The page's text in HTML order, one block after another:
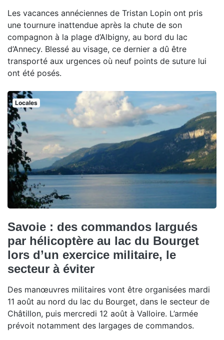
Les vacances annéciennes de Tristan Lopin ont pris
une tournure inattendue après la chute de son
compagnon à la plage d’Albigny, au bord du lac
d’Annecy. Blessé au visage, ce dernier a dû être
transporté aux urgences où neuf points de suture lui
ont été posés.
Locales
Savoie : des commandos largués
par hélicoptère au lac du Bourget
lors d’un exercice militaire, le
secteur à éviter
Des manœuvres militaires vont être organisées mardi
11 août au nord du lac du Bourget, dans le secteur de
Châtillon, puis mercredi 12 août à Valloire. L’armée
prévoit notamment des largages de commandos.